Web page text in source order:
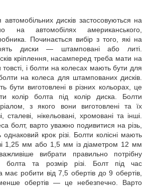
дисків застосовуються на
на автомобілях американського,
Починається вибір з того, які на
диски — штамповані або литі.
кріплення, насамперед треба мати на
товсті, і болти на колесах мають бути для
на колеса для штампованих дисків.
бути виготовлені в різних кольорах, це
колір болта під колір диска. Болти
з якого вони виготовлені та їх
сталеві, нікельовані, хромовані та інші.
болт, варто уважно подивитися на різь,
крок різі. Болти колісні мають
1,25 мм або 1,5 мм із діаметром 12 мм
вибрати правильно потрібну
болта та розмір різі. Болт під час
має робити від 7,5 обертів до 9 обертів,
обертів — це небезпечно. Варто